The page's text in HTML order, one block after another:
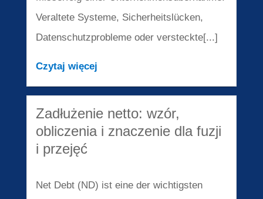
Veraltete Systeme, Sicherheitslücken,
Datenschutzprobleme oder versteckte[...]
Czytaj więcej
Zadłużenie netto: wzór,
obliczenia i znaczenie dla fuzji
i przejęć
Net Debt (ND) ist eine der wichtigsten